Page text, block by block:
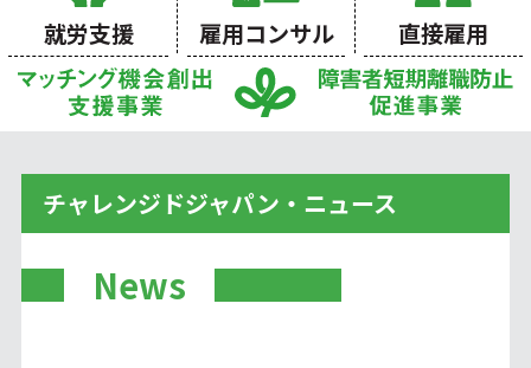
就労支援 雇用コンサル 直接雇用
チャレンジドジャパン・ニュース
News